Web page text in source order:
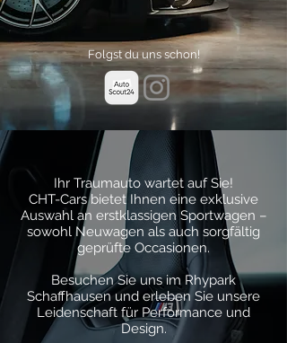
Folgst du uns schon!
Ihr Traumauto wartet auf Sie!
CHT-Cars bietet Ihnen eine exklusive
Auswahl an erstklassigen Sportwagen –
sowohl Neuwagen als auch sorgfältig
geprüfte Occasionen.
Besuchen Sie uns im Rhypark
Schaffhausen und erleben Sie unsere
Leidenschaft für Performance und
Design.